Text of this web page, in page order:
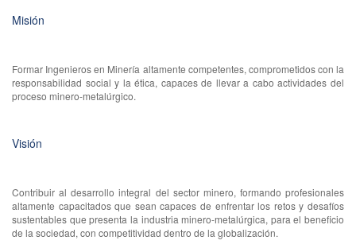
Misión
Formar Ingenieros en Minería altamente competentes, comprometidos con la
responsabilidad social y la ética, capaces de llevar a cabo actividades del
proceso minero-metalúrgico.
Visión
Contribuir al desarrollo integral del sector minero, formando profesionales
altamente capacitados que sean capaces de enfrentar los retos y desafíos
sustentables que presenta la industria minero-metalúrgica, para el beneficio
de la sociedad, con competitividad dentro de la globalización.